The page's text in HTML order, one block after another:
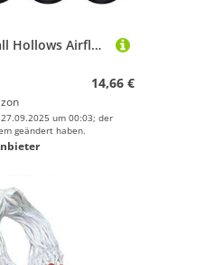
Kalttoy Baseball Hollows Airflow for Hitting Baseball Practice EVA Training Softballs
14,66 €
um 00:03; der
geändert haben.